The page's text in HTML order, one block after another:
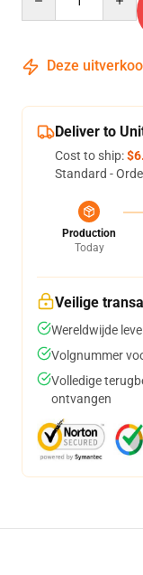
Deze
Deliver to
Cost to ship:
Standard -
Production
Today
Veilige
Wereldwijde
Volgnummer
Volledige
ontvangen